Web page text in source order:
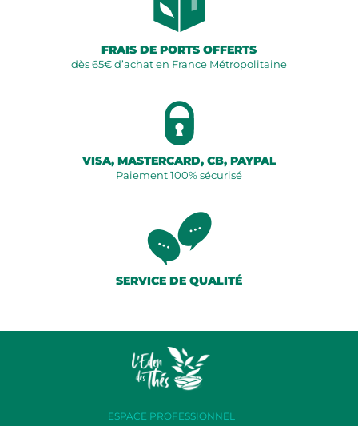
FRAIS DE PORTS OFFERTS
dès 65€ d’achat en France Métropolitaine
VISA, MASTERCARD, CB, PAYPAL
Paiement 100% sécurisé
SERVICE DE QUALITÉ
ESPACE PROFESSIONNEL